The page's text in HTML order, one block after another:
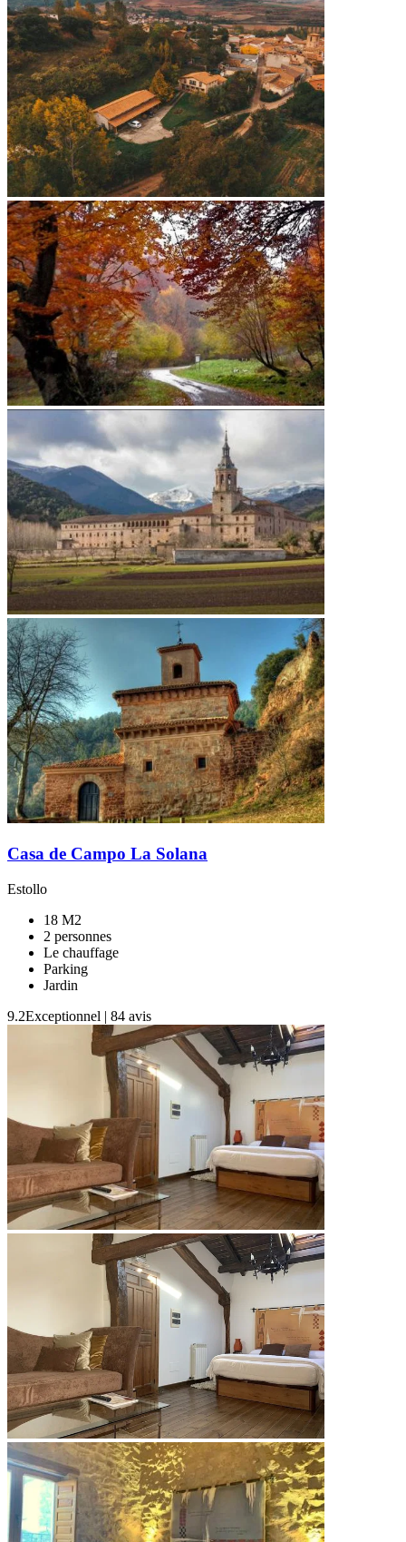
Casa de Campo La Solana
Estollo
18 M2
2 personnes
Le chauffage
Parking
Jardin
9.2Exceptionnel | 84 avis